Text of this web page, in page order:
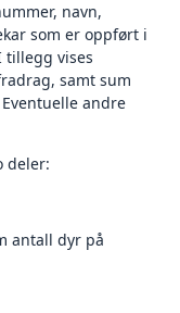
navn,
som er oppført i
tillegg vises
samt sum
andre
deler:
antall dyr på